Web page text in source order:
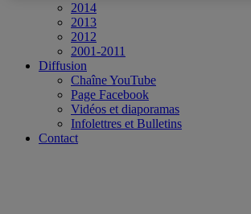
2014
2013
2012
2001-2011
Diffusion
Chaîne YouTube
Page Facebook
Vidéos et diaporamas
Infolettres et Bulletins
Contact